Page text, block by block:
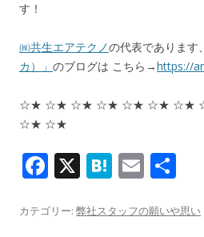
す！
㈱共生エアテクノの代表であります
カ）」 のブログは こちら→https://
☆★ ☆★ ☆★ ☆★ ☆★ ☆★ ☆★
☆★ ☆★
F
e
X H
e
E
ai
カテゴリー: 弊社スタッフの願いや思い